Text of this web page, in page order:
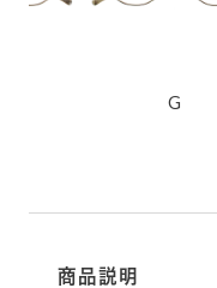
P
商品説明